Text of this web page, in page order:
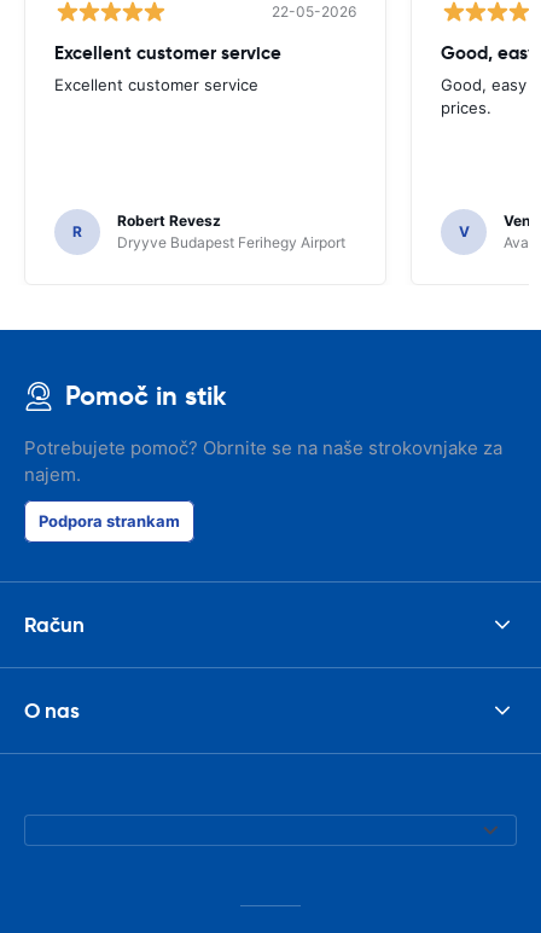
22-05-2026
Excellent customer service
Excellent customer service
R
Robert Revesz
Dryyve Budapest Ferihegy Airport
Good,
Good, easy
prices.
V
Pomoč in stik
Potrebujete pomoč? Obrnite se na naše strokovnjake za
najem.
Podpora strankam
Račun
O nas